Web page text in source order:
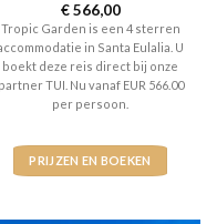
Gewaardeerd
4uit 5
€566,00
Tropic Garden is een 4 sterren
in Santa Eulalia. U
boekt deze reis direct bij onze
partner TUI. Nu vanaf EUR 566.00
per persoon.
PRIJZEN EN BOEKEN